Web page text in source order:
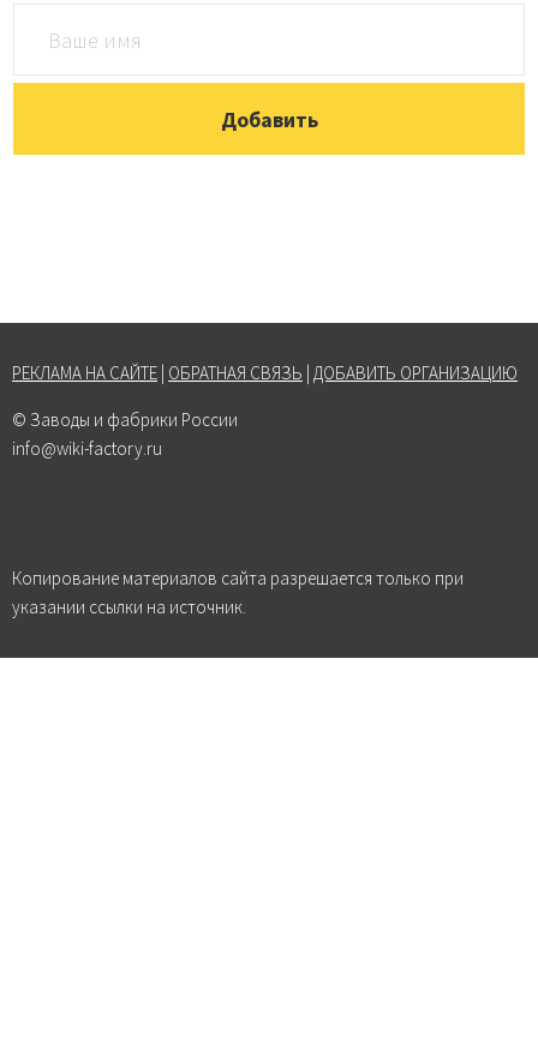
РЕКЛАМА НА САЙТЕ ОБРАТНАЯ СВЯЗЬ ДОБАВИТЬ ОРГАНИЗАЦИЮ
© Заводы и фабрики России
info@wiki-factory.ru
Копирование материалов сайта разрешается только при
указании ссылки на источник.